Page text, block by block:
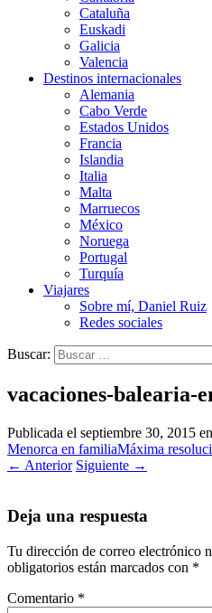
Cataluña
Euskadi
Galicia
Valencia
Destinos internacionales
Alemania
Cabo Verde
Estados Unidos
Francia
Islandia
Italia
Malta
Marruecos
México
Noruega
Portugal
Turquía
Viajares
Sobre mí, Daniel Ruiz
Redes sociales
Buscar:
vacaciones-balearia-
Publicada el septiembre 30, 2015 en
Menorca en familiaMáxima
← Anterior Siguiente →
Deja una respuesta
Tu dirección de correo electrónico
obligatorios están marcados con *
Comentario *